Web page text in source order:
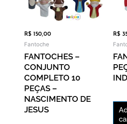
R$ 150,00
Fantoche
FANTOCHES –
CONJUNTO
COMPLETO 10
PEÇAS –
NASCIMENTO DE
JESUS
R$